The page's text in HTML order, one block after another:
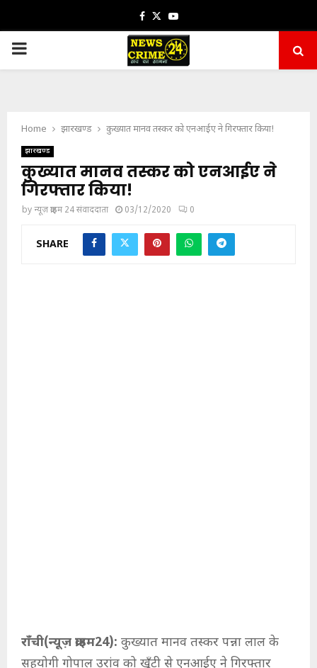
Facebook
TwitterYoutube
PRIMARY
Home झारखण्ड कुख्यात मानव तस्कर को एनआईए ने गिरफ्तार किया!
झारखण्ड
कुख्यात मानव तस्कर को एनआईए ने
गिरफ्तार किया!
byन्यूज़ क्राइम 24 संवाददाता 03/12/2020 0
SHARE
राँची(न्यूज़ क्राइम24): कुख्यात मानव तस्कर पन्ना लाल के
सहयोगी गोपाल उरांव को खूँटी से एनआईए ने गिरफ्तार